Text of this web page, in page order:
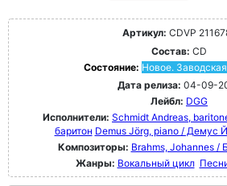
Артикул: CDVP
Состав: CD
Состояние: Новое.
Дата релиза: 04-09-
Лейбл: DGG
Исполнители: Schmidt Andreas,
баритон Demus Jörg, piano / Демус
Композиторы: Brahms, Johannes /
Жанры: Вокальный цикл